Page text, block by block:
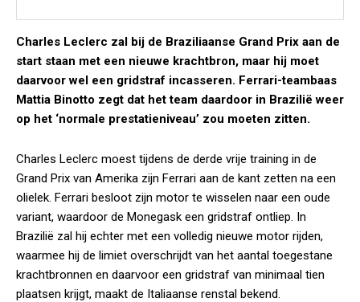
Charles Leclerc zal bij de Braziliaanse Grand Prix aan de
start staan met een nieuwe krachtbron, maar hij moet
daarvoor wel een gridstraf incasseren. Ferrari-teambaas
Mattia Binotto zegt dat het team daardoor in Brazilië weer
op het ‘normale prestatieniveau’ zou moeten zitten.
Charles Leclerc moest tijdens de derde vrije training in de
Grand Prix van Amerika zijn Ferrari aan de kant zetten na een
olielek. Ferrari besloot zijn motor te wisselen naar een oude
variant, waardoor de Monegask een gridstraf ontliep. In
Brazilië zal hij echter met een volledig nieuwe motor rijden,
waarmee hij de limiet overschrijdt van het aantal toegestane
krachtbronnen en daarvoor een gridstraf van minimaal tien
plaatsen krijgt, maakt de Italiaanse renstal bekend.